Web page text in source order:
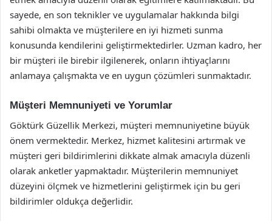
sayede, en son teknikler ve uygulamalar hakkında bilgi
sahibi olmakta ve müşterilere en iyi hizmeti sunma
konusunda kendilerini geliştirmektedirler. Uzman kadro, her
bir müşteri ile birebir ilgilenerek, onların ihtiyaçlarını
anlamaya çalışmakta ve en uygun çözümleri sunmaktadır.
Müşteri Memnuniyeti ve Yorumlar
Göktürk Güzellik Merkezi, müşteri memnuniyetine büyük
önem vermektedir. Merkez, hizmet kalitesini artırmak ve
müşteri geri bildirimlerini dikkate almak amacıyla düzenli
olarak anketler yapmaktadır. Müşterilerin memnuniyet
düzeyini ölçmek ve hizmetlerini geliştirmek için bu geri
bildirimler oldukça değerlidir.